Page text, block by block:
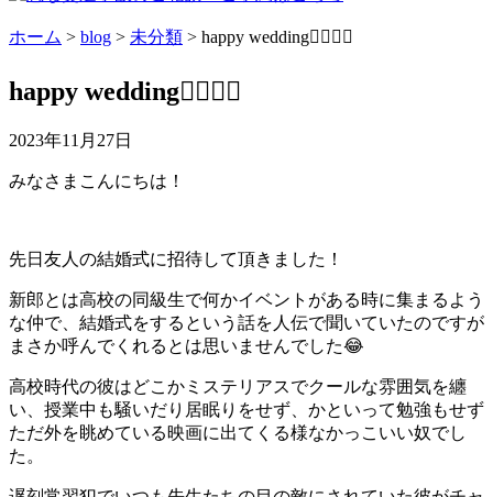
ホーム > blog > 未分類 > happy wedding👰‍♀️🤵‍♂️
happy wedding👰‍♀️🤵‍♂️
2023年11月27日
みなさまこんにちは！
先日友人の結婚式に招待して頂きました！
新郎とは高校の同級生で何かイベントがある時に集まるよう
な仲で、結婚式をするという話を人伝で聞いていたのですが
まさか呼んでくれるとは思いませんでした😂
高校時代の彼はどこかミステリアスでクールな雰囲気を纏
い、授業中も騒いだり居眠りをせず、かといって勉強もせず
ただ外を眺めている映画に出てくる様なかっこいい奴でし
た。